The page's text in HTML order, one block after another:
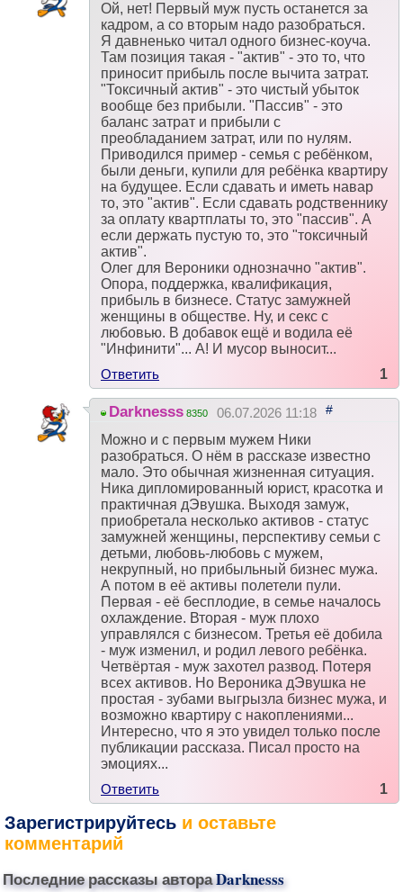
Ой, нет! Первый муж пусть останется за
кадром, а со вторым надо разобраться.
Я давненько читал одного бизнес-коуча.
Там позиция такая - "актив" - это то, что
приносит прибыль после вычита затрат.
"Токсичный актив" - это чистый убыток
вообще без прибыли. "Пассив" - это
баланс затрат и прибыли с
преобладанием затрат, или по нулям.
Приводился пример - семья с ребёнком,
были деньги, купили для ребёнка квартиру
на будущее. Если сдавать и иметь навар
то, это "актив". Если сдавать родственнику
за оплату квартплаты то, это "пассив". А
если держать пустую то, это "токсичный
актив".
Олег для Вероники однозначно "актив".
Опора, поддержка, квалификация,
прибыль в бизнесе. Статус замужней
женщины в обществе. Ну, и секс с
любовью. В добавок ещё и водила её
"Инфинити"... А! И мусор выносит...
Ответить
1
Darknesss 8350 06.07.2026 11:18 #
Можно и с первым мужем Ники
разобраться. О нём в рассказе известно
мало. Это обычная жизненная ситуация.
Ника дипломированный юрист, красотка и
практичная дЭвушка. Выходя замуж,
приобретала несколько активов - статус
замужней женщины, перспективу семьи с
детьми, любовь-любовь с мужем,
некрупный, но прибыльный бизнес мужа.
А потом в её активы полетели пули.
Первая - её бесплодие, в семье началось
охлаждение. Вторая - муж плохо
управлялся с бизнесом. Третья её добила
- муж изменил, и родил левого ребёнка.
Четвёртая - муж захотел развод. Потеря
всех активов. Но Вероника дЭвушка не
простая - зубами выгрызла бизнес мужа, и
возможно квартиру с накоплениями...
Интересно, что я это увидел только после
публикации рассказа. Писал просто на
эмоциях...
Ответить
1
Зарегистрируйтесь и оставьте
комментарий
Последние рассказы автораDarknesss